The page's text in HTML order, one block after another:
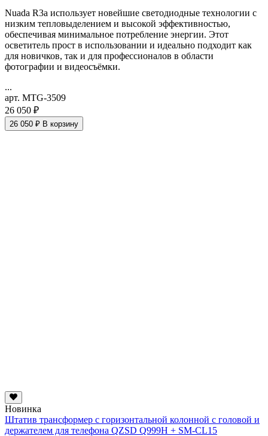
Nuada R3a использует новейшие светодиодные технологии с
низким тепловыделением и высокой эффективностью,
обеспечивая минимальное потребление энергии. Этот
осветитель прост в использовании и идеально подходит как
для новичков, так и для профессионалов в области
фотографии и видеосъёмки.
...
арт. MTG-3509
26 050 ₽
26 050 ₽ В корзину
Новинка
Штатив трансформер с горизонтальной колонной с головой и
держателем для телефона QZSD Q999H + SM-CL15